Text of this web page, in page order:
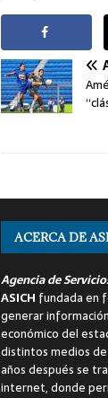
ACERCA DE
Agencia de
ASICH fundada en
generar
económico del
distintos medios de
años después se
internet, donde